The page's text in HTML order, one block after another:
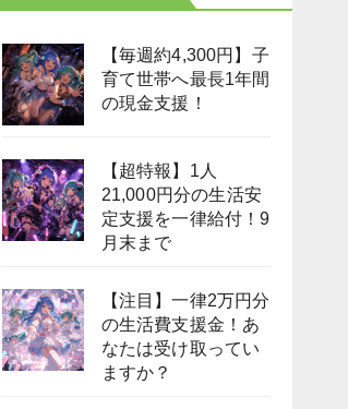
【毎週約4,300円】子
育て世帯へ最長1年間
の現金支援！
【超特報】1人
21,000円分の生活安
定支援を一律給付！9
月末まで
【注目】一律2万円分
の生活費支援金！あ
なたは受け取ってい
ますか？